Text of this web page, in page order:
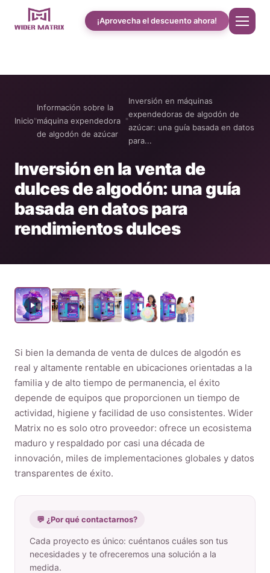
Inicio
Quiénes somos
Cotton Candy Estudio de caso
Máquina expendedora de fundas de teléfono
Producto
Spanish
English
Russian
Arabic
¡Aprovecha el descuento ahora!
Inicio"
Información sobre la
máquina expendedora
de algodón de azúcar
"
Inversión en máquinas
expendedoras de algodón de
azúcar: una guía basada en datos
para...
Inversión en la venta de
dulces de algodón: una guía
basada en datos para
rendimientos dulces
Si bien la demanda de venta de dulces de algodón es
real y altamente rentable en ubicaciones orientadas a la
familia y de alto tiempo de permanencia, el éxito
depende de equipos que proporcionen un tiempo de
actividad, higiene y facilidad de uso consistentes. Wider
Matrix no es solo otro proveedor: ofrece un ecosistema
maduro y respaldado por casi una década de
innovación, miles de implementaciones globales y datos
transparentes de éxito.
💬 ¿Por qué contactarnos?
Cada proyecto es único: cuéntanos cuáles son tus
necesidades y te ofreceremos una solución a la
medida.